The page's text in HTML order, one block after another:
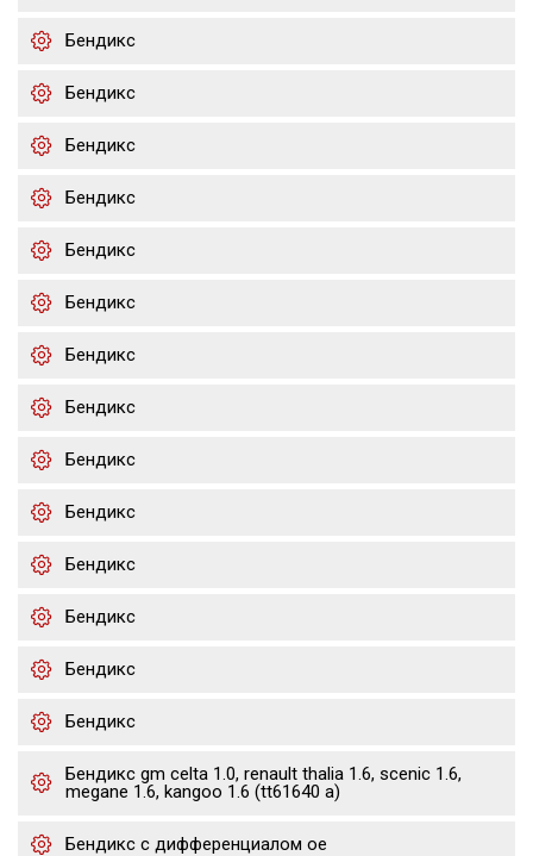
Бендикс
Бендикс
Бендикс
Бендикс
Бендикс
Бендикс
Бендикс
Бендикс
Бендикс
Бендикс
Бендикс
Бендикс
Бендикс
Бендикс
Бендикс gm celta 1.0, renault thalia 1.6, scenic 1.6,
megane 1.6, kangoo 1.6 (tt61640 a)
Бендикс с дифференциалом oe